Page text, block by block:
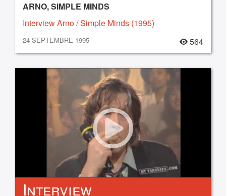
ARNO, SIMPLE MINDS
Interview Arno / Simple Minds (1995)
24 SEPTEMBRE 1995 564
Interview